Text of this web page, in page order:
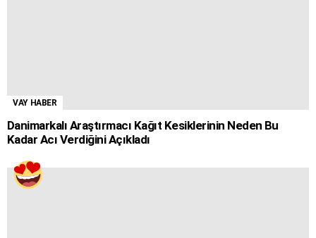
VAY HABER
Danimarkalı Araştırmacı Kağıt Kesiklerinin Neden Bu
Kadar Acı Verdiğini Açıkladı